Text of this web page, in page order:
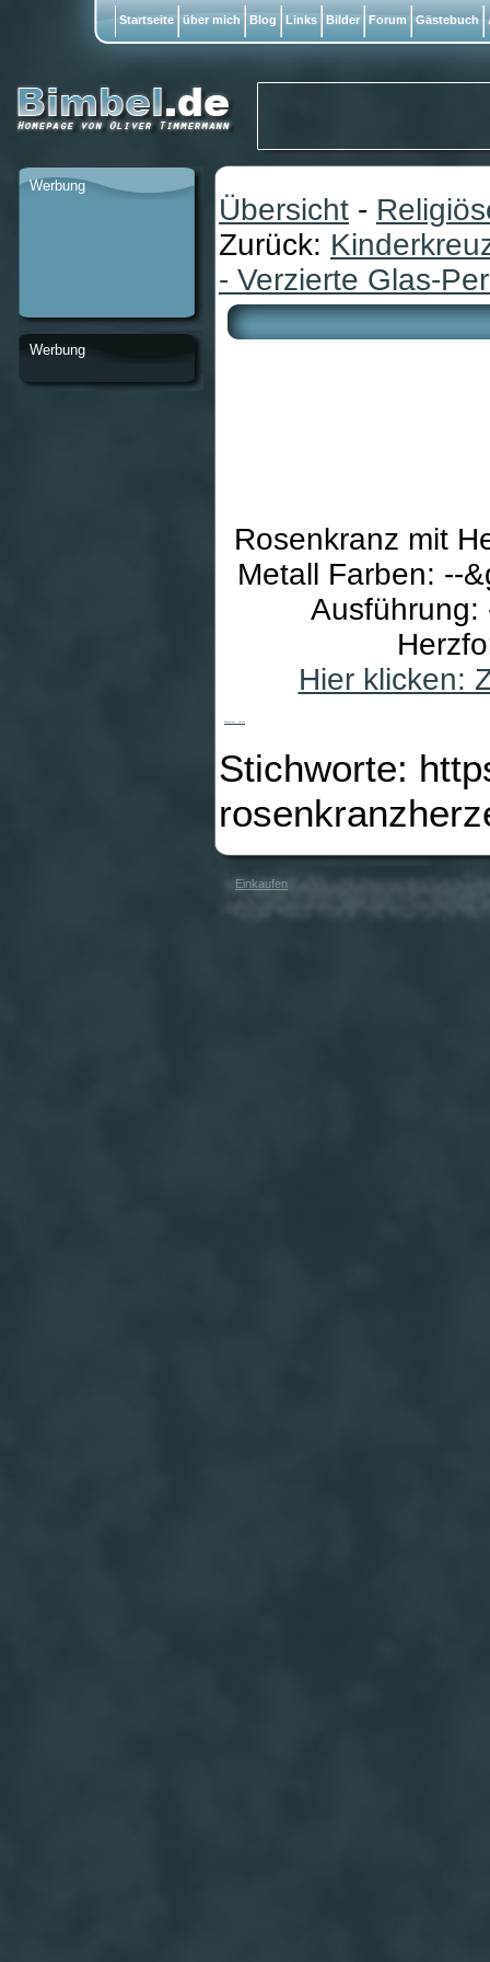
Übersicht -
Zurück:
- Verzierte Glas-
Rosenkranz mit
Metall Farben: --
Ausführung:
Hier klicken:
Stichworte:
Einkaufen
Werbung
Werbung
Startseite über mich Blog Links Bilder Forum Gästebuch